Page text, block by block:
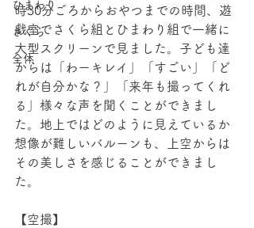
ひまわり
さくら
全体
時30分ごろからおやつまでの時間、遊
戯室でさくら組とひまわり組で一緒に
大型スクリーンで見ました。子ども達
からは「わーキレイ」「すごい」「ど
れが自分かな？」「来年も撮ってくれ
る」様々な声を聞くことができまし
た。地上ではどのように見えているか
想像が難しいバルーンも、上空からは
その美しさを感じることができまし
た。
【空撮】